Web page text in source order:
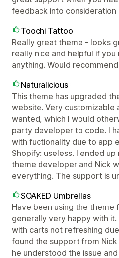
feedback into consideration
Toochi Tattoo
Really great theme - looks
really nice and helpful if you
anything. Would recommend!
Naturalicious
This theme has upgraded
website. Very customizable
wanted, which I would
party developer to code. I
with fuctionality due to app
Shopify: useless. I ended
theme developer and Nick
everything. The support is
SOAKED Umbrellas
Have been using the theme
generally very happy with it.
with carts not refreshing
found the support from
he understood the issue